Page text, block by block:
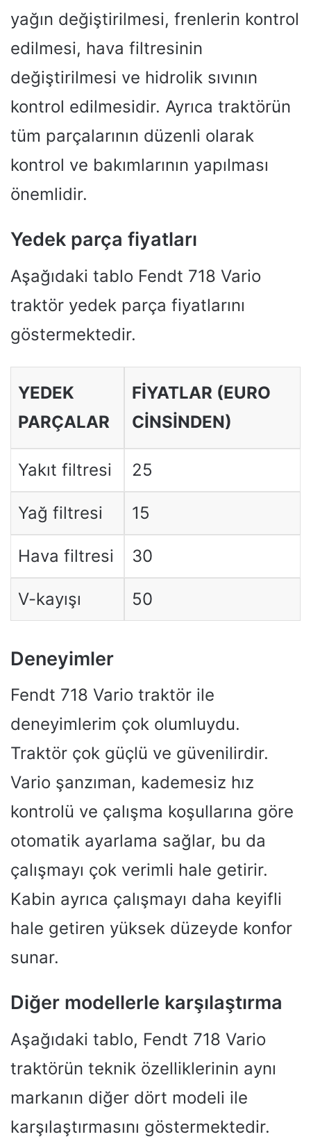
yağın değiştirilmesi, frenlerin kontrol
edilmesi, hava filtresinin
değiştirilmesi ve hidrolik sıvının
kontrol edilmesidir. Ayrıca traktörün
tüm parçalarının düzenli olarak
kontrol ve bakımlarının yapılması
önemlidir.
Yedek parça fiyatları
Aşağıdaki tablo Fendt 718 Vario
traktör yedek parça fiyatlarını
göstermektedir.
YEDEK
PARÇALAR
FIYATLAR (EURO
CINSINDEN)
Yakıt filtresi 25
Yağ filtresi 15
Hava filtresi 30
V-kayışı 50
Deneyimler
Fendt 718 Vario traktör ile
deneyimlerim çok olumluydu.
Traktör çok güçlü ve güvenilirdir.
Vario şanzıman, kademesiz hız
kontrolü ve çalışma koşullarına göre
otomatik ayarlama sağlar, bu da
çalışmayı çok verimli hale getirir.
Kabin ayrıca çalışmayı daha keyifli
hale getiren yüksek düzeyde konfor
sunar.
Diğer modellerle karşılaştırma
Aşağıdaki tablo, Fendt 718 Vario
traktörün teknik özelliklerinin aynı
markanın diğer dört modeli ile
karşılaştırmasını göstermektedir.